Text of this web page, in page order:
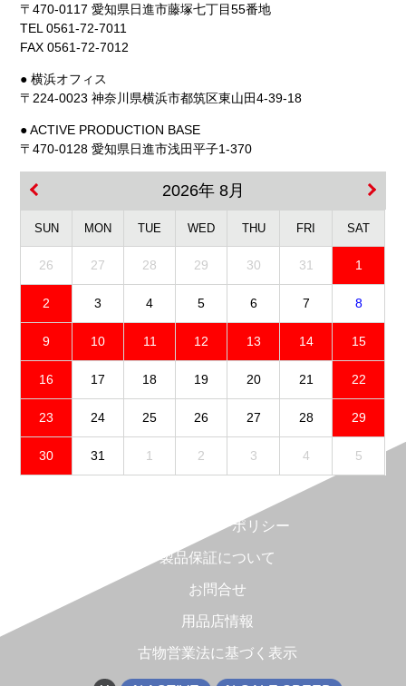
〒470-0117 愛知県日進市藤塚七丁目55番地
TEL 0561-72-7011
FAX 0561-72-7012
● 横浜オフィス
〒224-0023 神奈川県横浜市都筑区東山田4-39-18
● ACTIVE PRODUCTION BASE
〒470-0128 愛知県日進市浅田平子1-370
2026年 8月
SUN MON TUE WED THU FRI SAT
26 27 28 29 30 31 1
2 3 4 5 6 7 8
9 10 11 12 13 14 15
16 17 18 19 20 21 22
23 24 25 26 27 28 29
30 31 1 2 3 4 5
プライバシーポリシー
製品保証について
お問合せ
用品店情報
古物営業法に基づく表示